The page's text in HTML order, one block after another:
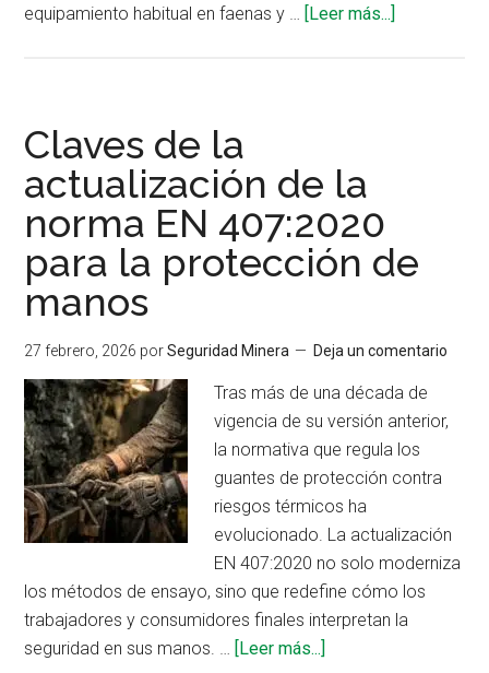
equipamiento habitual en faenas y … [Leer más...]
de
ambiental
en
minería
Claves de la
actualización de la
norma EN 407:2020
para la protección de
manos
27 febrero, 2026 porSeguridad Minera Deja un comentario
Tras más de una década de
vigencia de su versión anterior,
la normativa que regula los
guantes de protección contra
riesgos térmicos ha
evolucionado. La actualización
EN 407:2020 no solo moderniza
los métodos de ensayo, sino que redefine cómo los
trabajadores y consumidores finales interpretan la
seguridad en sus manos. … [Leer más...]